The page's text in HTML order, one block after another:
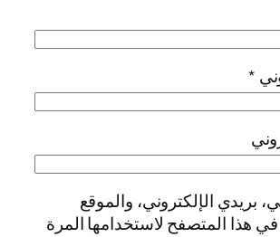
*
بريدي الإلكتروني، والموقع
في هذا المتصفح لاستخدامها المرة